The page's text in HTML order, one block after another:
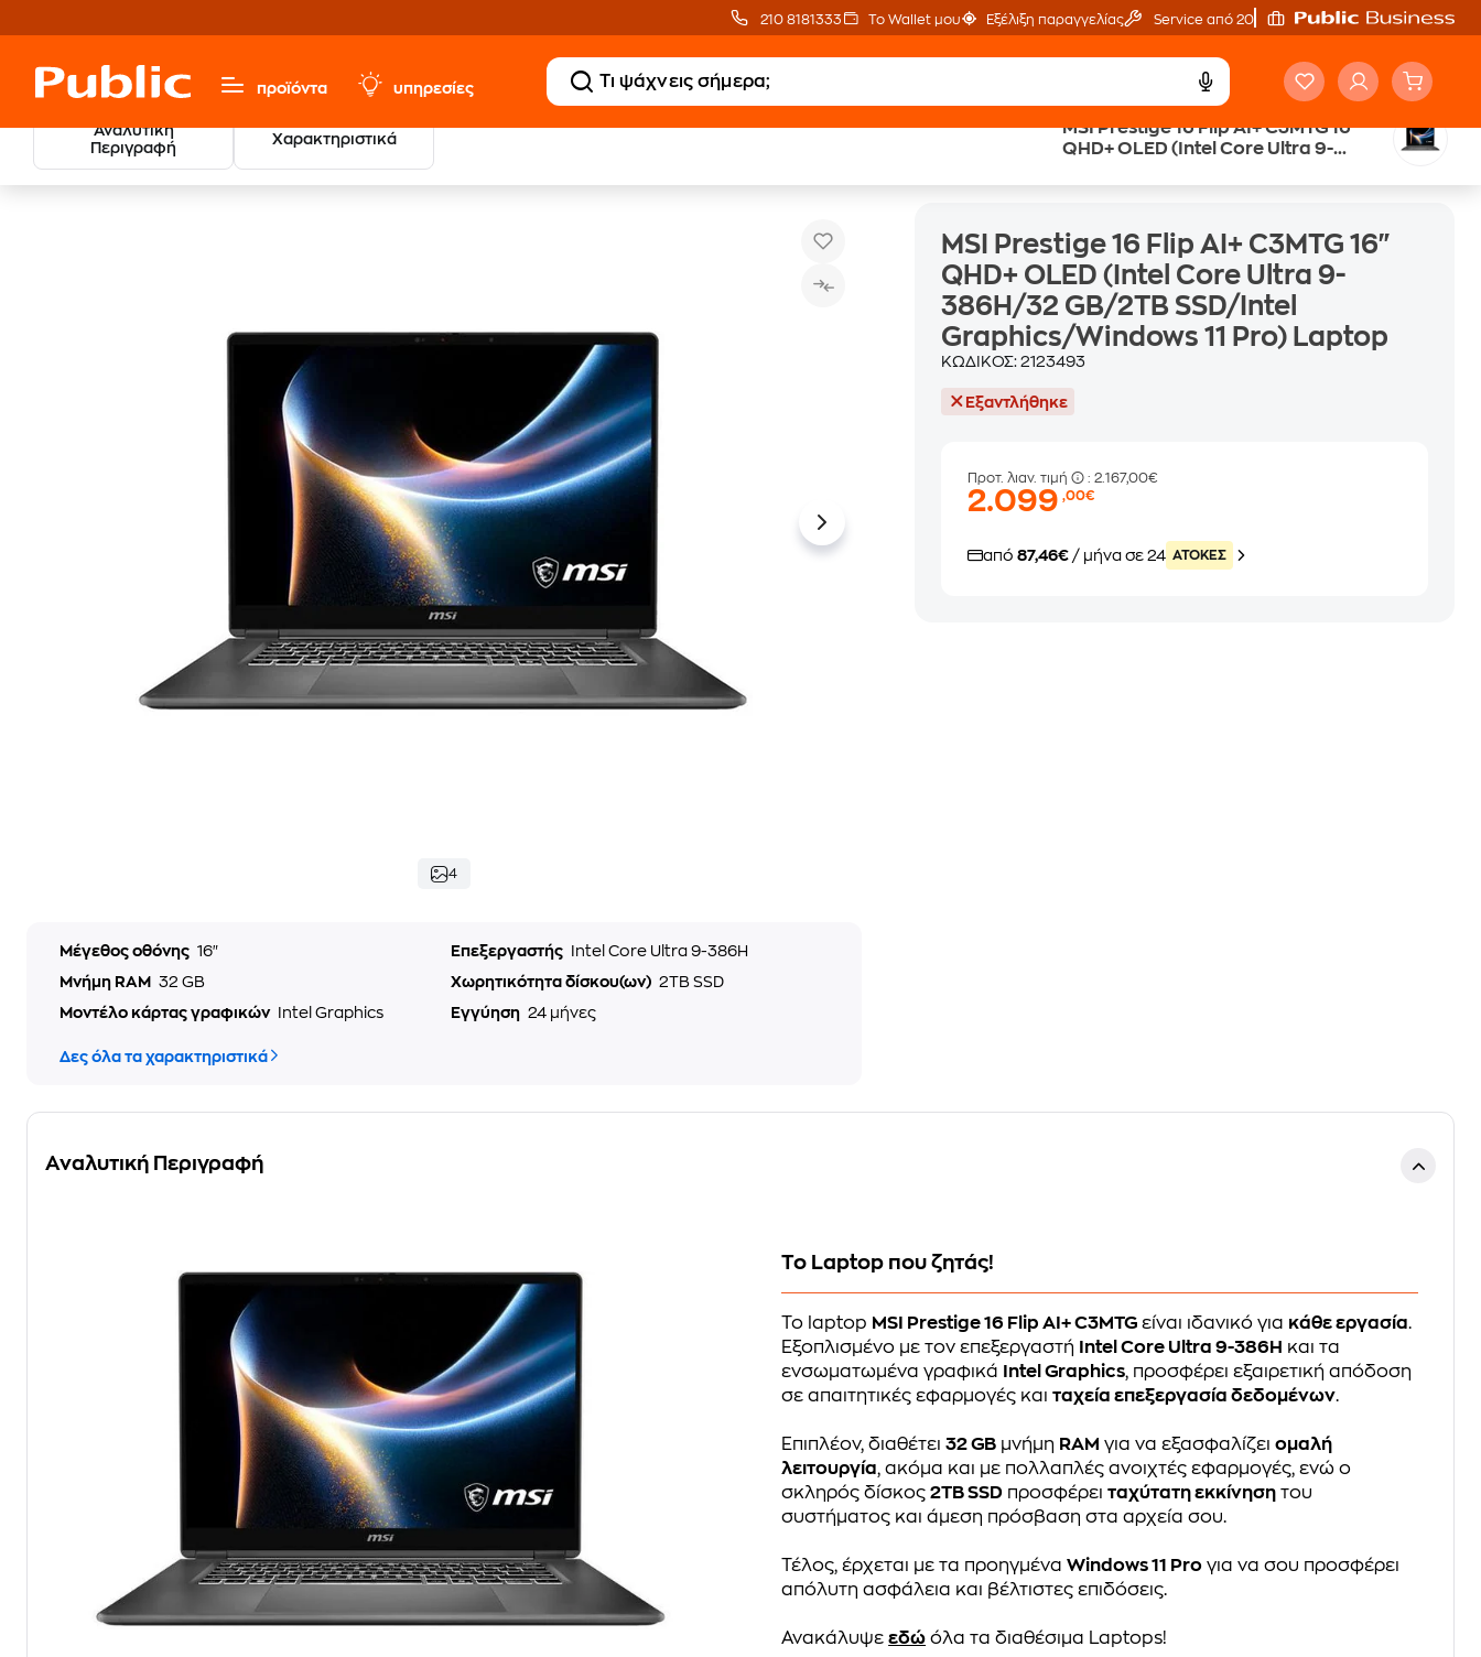
210 8181333 Το Wallet μου Εξέλιξη παραγγελίας Service από 20'
προϊόντα υπηρεσίες
Αναλυτική
Περιγραφή
Χαρακτηριστικά
MSI Prestige 16 Flip AI+ C3MTG 16"
QHD+ OLED (Intel Core Ultra 9-
Graphics/Windows 11 Pro) Laptop
Υπολογιστές & Περιφερειακά MSI Prestige 16 Flip AI+ C3MTG 16" QHD+ OLED (Intel Core Ultra 9-386H/32 GB/2TB SSD/Intel Graphics/Windows 11 Pro) Laptop
4
Μέγεθος οθόνης 16" Επεξεργαστής
Intel Core Ultra 9-386H
Μνήμη RAM
32 GB Χωρητικότητα δίσκου(ων) 2TB SSD
Μοντέλο κάρτας γραφικών
Intel Graphics Εγγύηση 24 μήνες
Δες όλα τα χαρακτηριστικά
MSI Prestige 16 Flip AI+ C3MTG 16"
QHD+ OLED (Intel Core Ultra 9-
386H/32 GB/2TB SSD/Intel
Graphics/Windows 11 Pro) Laptop
ΚΩΔΙΚΟΣ:2123493
Εξαντλήθηκε
Προτ. λιαν. τιμή : 2.167,00€
2.099,00€
από87,46€ / μήνα σε 24 ATOKEΣ
Αναλυτική Περιγραφή
Το Laptop που ζητάς!
Το laptop MSI Prestige 16 Flip AI+ C3MTG είναι ιδανικό για κάθε εργασία.
Εξοπλισμένο με τον επεξεργαστή
Intel Core Ultra 9-386H και τα
ενσωματωμένα γραφικά
Intel Graphics, προσφέρει εξαιρετική απόδοση
σε απαιτητικές εφαρμογές καιταχεία επεξεργασία δεδομένων.
Επιπλέον, διαθέτει32 GB μνήμη RAM για να εξασφαλίζειομαλή
λειτουργία, ακόμα και με πολλαπλές ανοιχτές εφαρμογές, ενώ ο
σκληρός δίσκος2TB SSD προσφέρειταχύτατη εκκίνηση του
συστήματος και άμεση πρόσβαση στα αρχεία σου.
Τέλος, έρχεται με τα προηγμέναWindows 11 Pro για να σου προσφέρει
απόλυτη ασφάλεια και βέλτιστες επιδόσεις.
Ανακάλυψεεδώ όλα τα διαθέσιμα Laptops!